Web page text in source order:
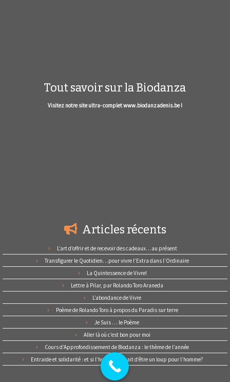
Tout savoir sur la Biodanza
Visitez notre site ultra- complet www.biodanzadenis.be !
Articles récents
L’art d’offrir et de recevoir des cadeaux…au présent
Transfigurer le Quotidien…pour vivre l’Extra dans l’Ordinaire
La Quintessence de Vivre!
Lettre à Pilar, par Rolando Toro Araneda
L’abondance de Vivre
Poème de Rolando Toro à propos du Paradis sur terre
Je Suis … le Poème
Aller là où c’est bon pour moi
Cours d’Approfondissement de Biodanza : le thème de l’année
Entraide et solidarité : et si l’homme cessait d’être un loup pour l’homme?